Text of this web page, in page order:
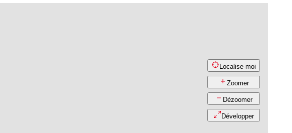
Localise-moi
Zoomer
Dézoomer
Développer